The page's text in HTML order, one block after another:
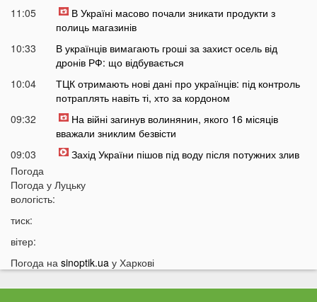
11:05
В Україні масово почали зникати продукти з
полиць магазинів
10:33
В українців вимагають гроші за захист осель від
дронів РФ: що відбувається
10:04
ТЦК отримають нові дані про українців: під контроль
потраплять навіть ті, хто за кордоном
09:32
На війні загинув волинянин, якого 16 місяців
вважали зниклим безвісти
09:03
Захід України пішов під воду після потужних злив
08:50
травмований
Погода
Погода у Луцьку
вологість:
тиск:
вітер:
Погода на sinoptik.ua у Харкові